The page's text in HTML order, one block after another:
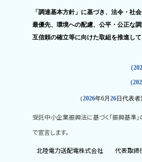
「調達基本方針」に基づき、法令・社
最優先、環境への配慮、公平・公正な
互信頼の確立等に向けた取組を推進して
（
（
（2026年6月 26日代表者
受託中小企業振興法に基づく「振興基準
で宣言します。
北陸電力送配電株式会社 代表取